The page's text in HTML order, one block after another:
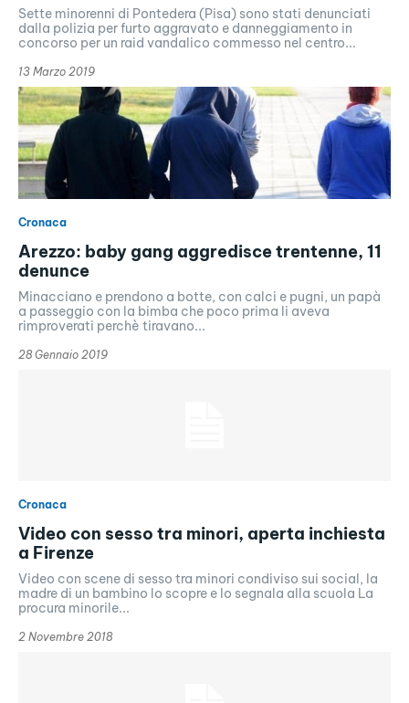
Sette minorenni di Pontedera (Pisa) sono stati denunciati
dalla polizia per furto aggravato e danneggiamento in
concorso per un raid vandalico commesso nel centro...
13 Marzo 2019
Cronaca
Arezzo: baby gang aggredisce trentenne, 11
denunce
Minacciano e prendono a botte, con calci e pugni, un papà
a passeggio con la bimba che poco prima li aveva
rimproverati perchè tiravano...
28 Gennaio 2019
Cronaca
Video con sesso tra minori, aperta inchiesta
a Firenze
Video con scene di sesso tra minori condiviso sui social, la
madre di un bambino lo scopre e lo segnala alla scuola La
procura minorile...
2 Novembre 2018